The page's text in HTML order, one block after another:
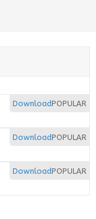
POPULAR
Download
POPULAR
Download
POPULAR
Download